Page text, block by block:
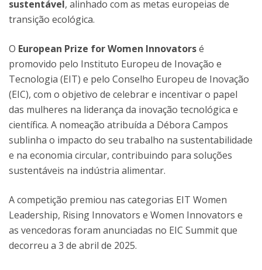
sustentável, alinhado com as metas europeias de
transição ecológica.
O European Prize for Women Innovatorsé
promovido pelo Instituto Europeu de Inovação e
Tecnologia (EIT) e pelo Conselho Europeu de Inovação
(EIC), com o objetivo de celebrar e incentivar o papel
das mulheres na liderança da inovação tecnológica e
científica. A nomeação atribuída a Débora Campos
sublinha o impacto do seu trabalho na sustentabilidade
e na economia circular, contribuindo para soluções
sustentáveis na indústria alimentar.
A competição premiou nas categorias EIT Women
Leadership, Rising Innovators e Women Innovators e
as vencedoras foram anunciadas no EIC Summit que
decorreu a 3 de abril de 2025.